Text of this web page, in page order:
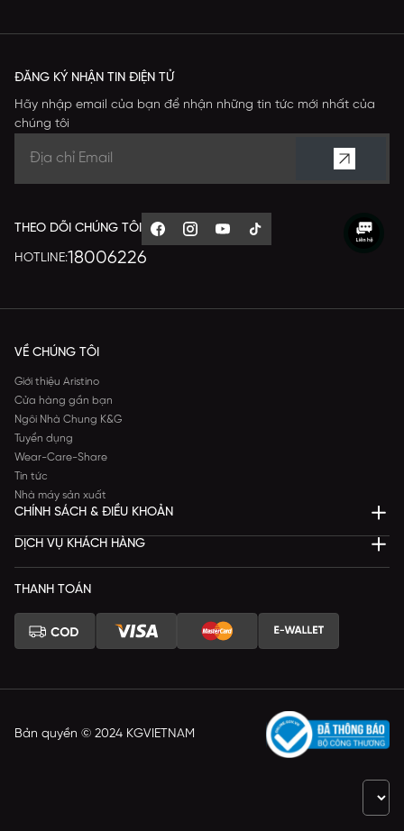
ĐĂNG KÝ NHẬN TIN ĐIỆN TỬ
Hãy nhập email của bạn để nhận những tin tức mới nhất của
chúng tôi
THEO DÕI CHÚNG TÔI
HOTLINE:18006226
VỀ CHÚNG TÔI
Giới thiệu Aristino
Cửa hàng gần bạn
Ngôi Nhà Chung K&G
Tuyển dụng
Wear-Care-Share
Tin tức
Nhà máy sản xuất
CHÍNH SÁCH & ĐIỀU KHOẢN
DỊCH VỤ KHÁCH HÀNG
THANH TOÁN
Bản quyền © 2024 KGVIETNAM